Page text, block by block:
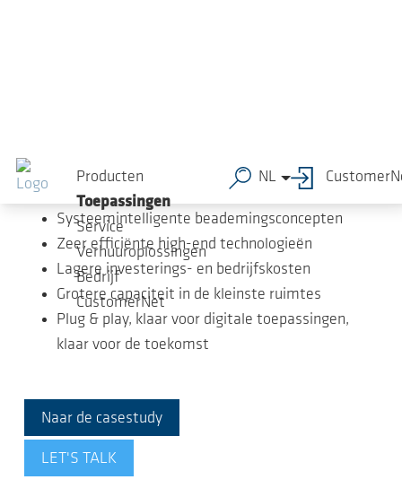
Wij hebben de oplossingen.
Systeemintelligente beademingsconcepten
Zeer efficiënte high-end technologieën
Lagere investerings- en bedrijfskosten
Grotere capaciteit in de kleinste ruimtes
Plug & play, klaar voor digitale toepassingen,
klaar voor de toekomst
Naar de casestudy
LET'S TALK